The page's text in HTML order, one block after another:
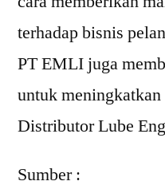
terhadap bisnis
PT EMLI juga
untuk
Distributor Lube
Sumber :